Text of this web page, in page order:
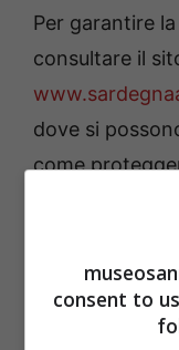
Per garantire
consultare il
dove si
come
adottare in
È
situazione
canali ufficiali
consent to